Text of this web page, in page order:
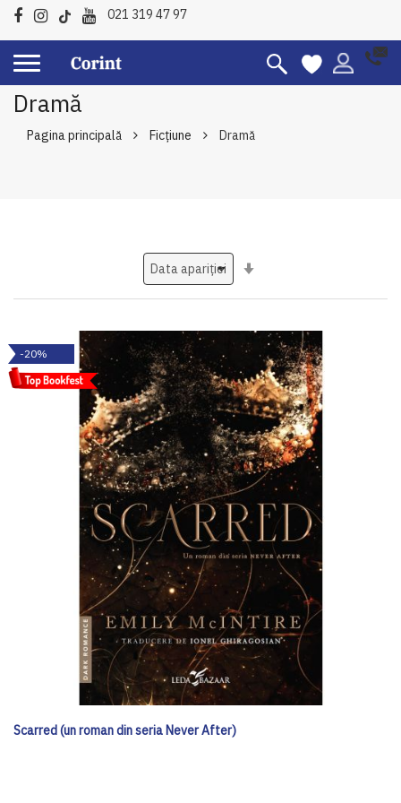
021 319 47 97
Dramă
Pagina principală Ficțiune Dramă
-20%
Scarred (un roman din seria Never After)